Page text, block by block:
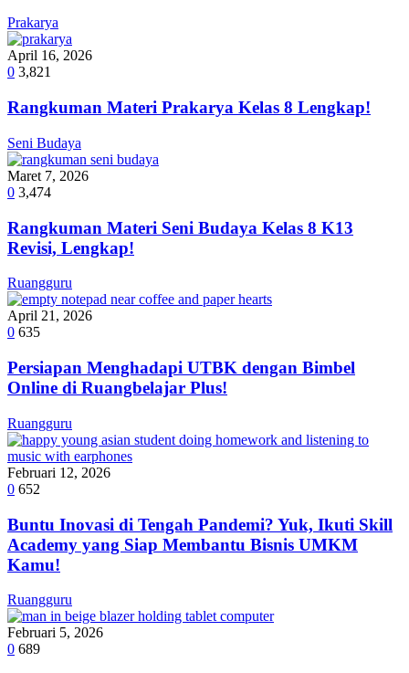
Prakarya
April 16, 2026
0 3,821
Rangkuman Materi Prakarya Kelas 8 Lengkap!
Seni Budaya
Maret 7, 2026
0 3,474
Rangkuman Materi Seni Budaya Kelas 8 K13
Revisi, Lengkap!
Ruangguru
April 21, 2026
0 635
Persiapan Menghadapi UTBK dengan Bimbel
Online di Ruangbelajar Plus!
Ruangguru
Februari 12, 2026
0 652
Buntu Inovasi di Tengah Pandemi? Yuk, Ikuti Skill
Academy yang Siap Membantu Bisnis UMKM
Kamu!
Ruangguru
Februari 5, 2026
0 689